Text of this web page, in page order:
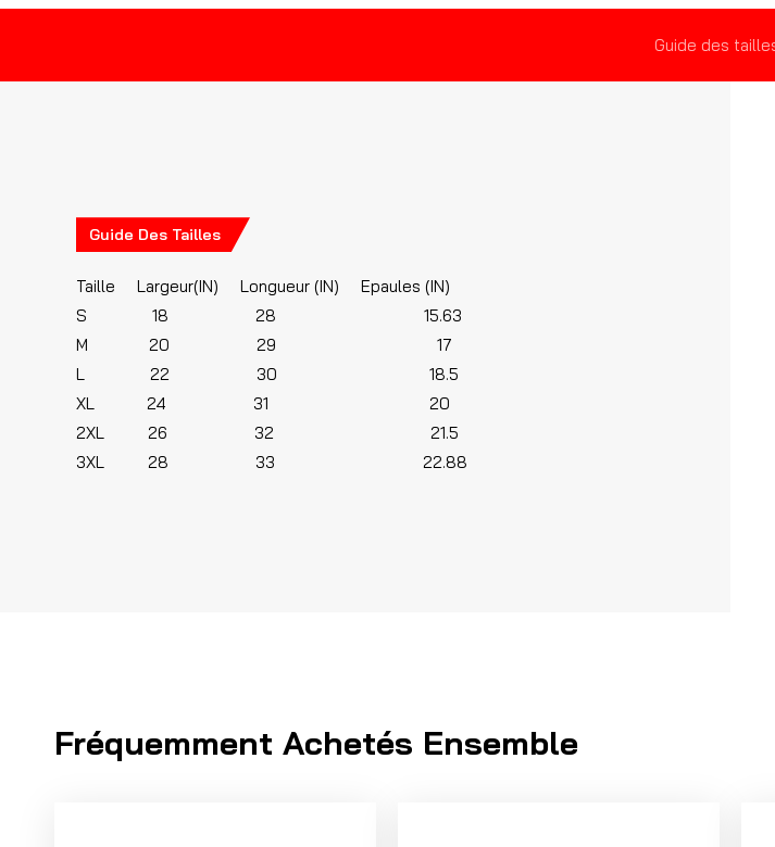
Guide des
Guide Des Tailles
Taille Largeur(IN) Longueur (IN) Epaules (IN)
S 18 28 15.63
M 20 29 17
L 22 30 18.5
XL 24 31 20
2XL 26 32 21.5
3XL 28 33 22.88
Fréquemment Achetés Ensemble